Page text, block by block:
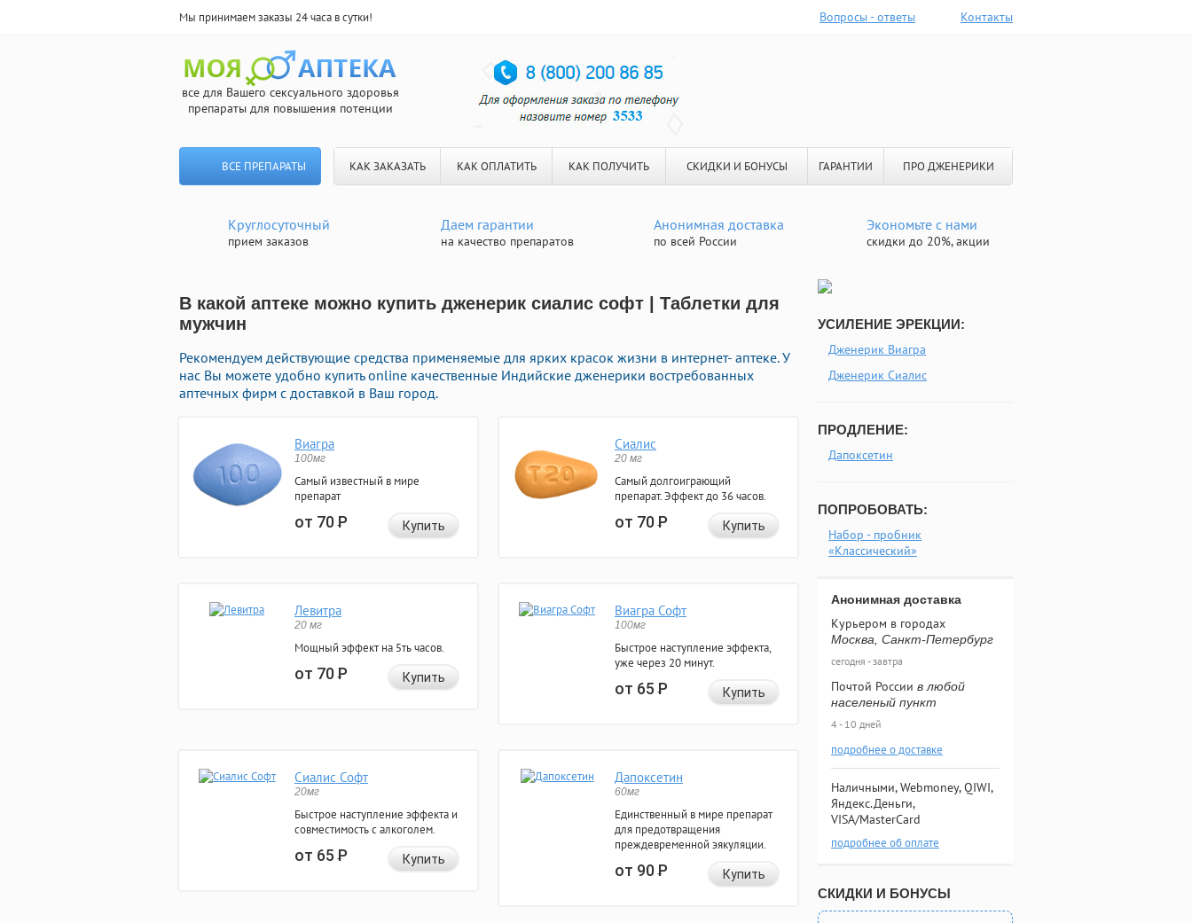
Мы принимаем заказы 24 часа в сутки! Вопросы - ответы Контакты
все для Вашего сексуального здоровья
препараты для повышения потенции
ВСЕ ПРЕПАРАТЫ КАК ЗАКАЗАТЬ КАК ОПЛАТИТЬ КАК ПОЛУЧИТЬ СКИДКИ И БОНУСЫ ГАРАНТИИ ПРО ДЖЕНЕРИКИ
Круглосуточный
прием заказов
Даем гарантии
на качество препаратов
Анонимная доставка
по всей России
Экономьте с нами
скидки до 20%, акции
В какой аптеке можно купить дженерик сиалис софт | Таблетки для
мужчин
Рекомендуем действующие средства применяемые для ярких красок жизни в интернет- аптеке. У
нас Вы можете удобно купить online качественные Индийские дженерики востребованных
аптечных фирм с доставкой в Ваш город.
Виагра
100мг
Самый известный в мире
препарат
от 70Р Купить
Сиалис
20 мг
Самый долгоиграющий
препарат. Эффект до 36 часов.
от 70Р Купить
Левитра
20 мг
Мощный эффект на 5ть часов.
от 70Р Купить
Виагра Софт
100мг
Быстрое наступление эффекта,
уже через 20 минут.
от 65Р Купить
Сиалис Софт
20мг
Быстрое наступление эффекта и
совместимость с алкоголем.
от 65Р Купить
Дапоксетин
60мг
Единственный в мире препарат
для предотвращения
преждевременной эякуляции.
от 90Р Купить
УСИЛЕНИЕ ЭРЕКЦИИ:
Дженерик Виагра
Дженерик Сиалис
ПРОДЛЕНИЕ:
Дапоксетин
ПОПРОБОВАТЬ:
Набор - пробник
«Классический»
Анонимная доставка
Курьером в городах
Москва, Санкт-Петербург
сегодня - завтра
Почтой России в любой
населеный пункт
4 - 10 дней
подробнее о доставке
Наличными, Webmoney, QIWI,
Яндекс.Деньги,
VISA/MasterCard
подробнее об оплате
СКИДКИ И БОНУСЫ